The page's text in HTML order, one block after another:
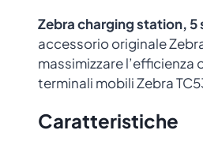
Zebra charging station, 5
accessorio originale
massimizzare l’efficienza
terminali mobili Zebra
Caratteristiche